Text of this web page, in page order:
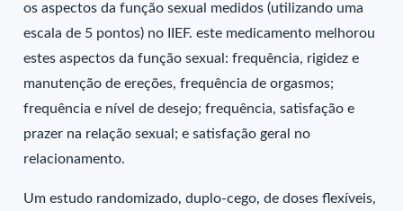
os aspectos da função sexual medidos (utilizando uma
escala de 5 pontos) no IIEF. este medicamento melhorou
estes aspectos da função sexual: frequência, rigidez e
manutenção de ereções, frequência de orgasmos;
frequência e nível de desejo; frequência, satisfação e
prazer na relação sexual; e satisfação geral no
relacionamento.
Um estudo randomizado, duplo-cego, de doses flexíveis,